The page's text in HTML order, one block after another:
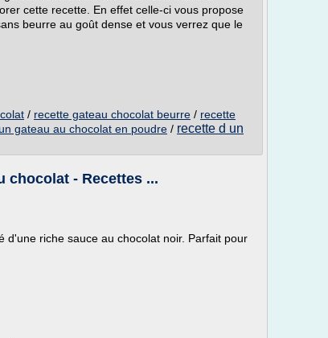
cette recette. En effet celle-ci vous propose
beurre au goût dense et vous verrez que le
/ recette gateau chocolat beurre / recette
gateau au chocolat en poudre / recette d un
chocolat - Recettes ...
d'une riche sauce au chocolat noir. Parfait pour